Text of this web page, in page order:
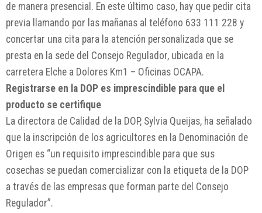
de manera presencial. En este último caso, hay que pedir cita
previa llamando por las mañanas al teléfono 633 111 228 y
concertar una cita para la atención personalizada que se
presta en la sede del Consejo Regulador, ubicada en la
carretera Elche a Dolores Km1 – Oficinas OCAPA.
Registrarse en la DOP es imprescindible para que el
producto se certifique
La directora de Calidad de la DOP, Sylvia Queijas, ha señalado
que la inscripción de los agricultores en la Denominación de
Origen es “un requisito imprescindible para que sus
cosechas se puedan comercializar con la etiqueta de la DOP
a través de las empresas que forman parte del Consejo
Regulador”.